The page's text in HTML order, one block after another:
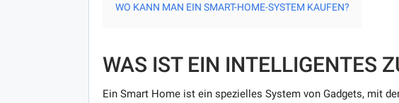
WO KANN MAN EIN SMART-HOME-SYSTEM KAUFEN?
WAS IST EIN INTELLIGENTES
Ein Smart Home ist ein spezielles System von Gadgets, mit